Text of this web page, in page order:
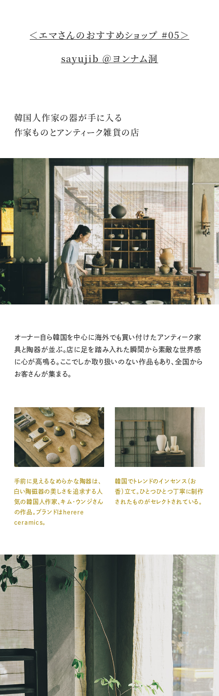
＜エマさんのおすすめショップ #05＞
sayujib ＠ヨンナム洞
韓国人作家の器が手に入る
作家ものとアンティーク雑貨の店
オーナー自ら韓国を中心に海外でも買い付けたアンティーク家
具と陶器が並ぶ。店に足を踏み入れた瞬間から素敵な世界感
に心が高鳴る。ここでしか取り扱いのない作品もあり、全国から
お客さんが集まる。
手前に見えるなめらかな陶器は、
白い陶磁器の美しさを追求する人
気の韓国人作家、キム・ウンジさん
の作品。ブランドはherere
ceramics。
韓国でトレンドのインセンス（お
香）立て。ひとつひとつ丁寧に制作
されたものがセレクトされている。